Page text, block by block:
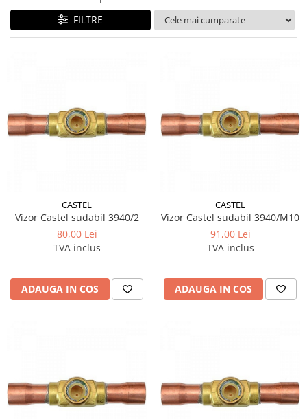
VENTILATOARE AXIALE
FILTRE
CASTEL
Vizor Castel sudabil 3940/2
80,00 Lei
TVA inclus
ADAUGA IN COS
CASTEL
Vizor Castel sudabil 3940/M10
91,00 Lei
TVA inclus
ADAUGA IN COS